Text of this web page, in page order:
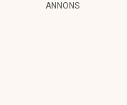
ANNONS